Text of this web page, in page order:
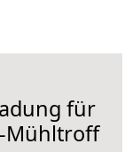
für
Mühltroff